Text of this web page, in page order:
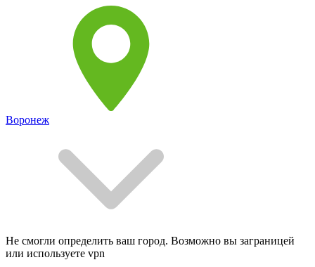
Воронеж
Не смогли определить ваш город. Возможно вы заграницей
или используете vpn